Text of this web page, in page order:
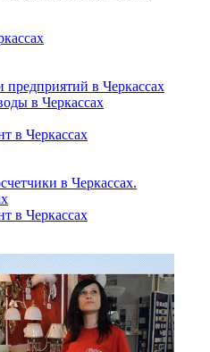
предприятий в Черкассах
в Черкассах
в Черкассах
в Черкассах.
в Черкассах